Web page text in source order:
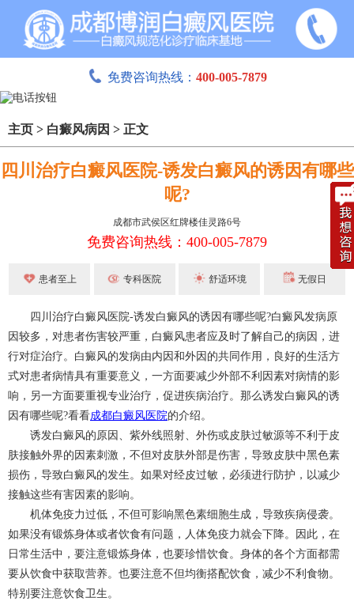
免费咨询热线： 400-005-7879
主页 > 白癜风病因 > 正文
四川治疗白癜风医院-诱发白癜风的诱因有哪些
呢?
成都市武侯区红牌楼佳灵路6号
免费咨询热线：400-005-7879
患者至上 专科医院 舒适环境 无假日
四川治疗白癜风医院-诱发白癜风的诱因有哪些呢?白癜风发病原
因较多，对患者伤害较严重，白癜风患者应及时了解自己的病因，进
行对症治疗。白癜风的发病由内因和外因的共同作用，良好的生活方
式对患者病情具有重要意义，一方面要减少外部不利因素对病情的影
响，另一方面要重视专业治疗，促进疾病治疗。那么诱发白癜风的诱
因有哪些呢?看看成都白癜风医院的介绍。
诱发白癜风的原因、紫外线照射、外伤或皮肤过敏源等不利于皮
肤接触外界的因素刺激，不但对皮肤外部是伤害，导致皮肤中黑色素
损伤，导致白癜风的发生。如果对经皮过敏，必须进行防护，以减少
接触这些有害因素的影响。
机体免疫力过低，不但可影响黑色素细胞生成，导致疾病侵袭。
如果没有锻炼身体或者饮食有问题，人体免疫力就会下降。因此，在
日常生活中，要注意锻炼身体，也要珍惜饮食。身体的各个方面都需
要从饮食中获取营养。也要注意不但均衡搭配饮食，减少不利食物。
特别要注意饮食卫生。